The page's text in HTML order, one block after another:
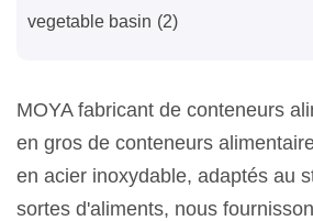
MOYA fabricant de conteneurs
en gros de conteneurs
en acier inoxydable, adaptés au
sortes d'aliments, nous
vegetable basin (2)